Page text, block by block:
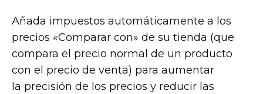
Añada impuestos automáticamente a los
precios «Comparar con» de su tienda (que
compara el precio normal de un producto
con el precio de venta) para aumentar
la precisión de los precios y reducir las